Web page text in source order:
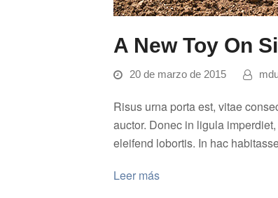
A New Toy On
20 de marzo de 2015
Risus urna porta est, vitae
auctor. Donec in ligula
eleifend lobortis. In hac
Leer más